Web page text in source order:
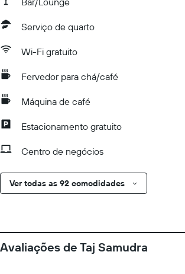
Serviço de quarto
Wi-Fi gratuito
Fervedor para chá/café
Máquina de café
Estacionamento gratuito
Centro de negócios
Ver todas as 92 comodidades
Avaliações de Taj Samudra